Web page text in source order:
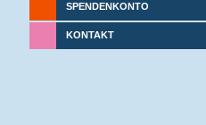
SPENDENKONTO
KONTAKT